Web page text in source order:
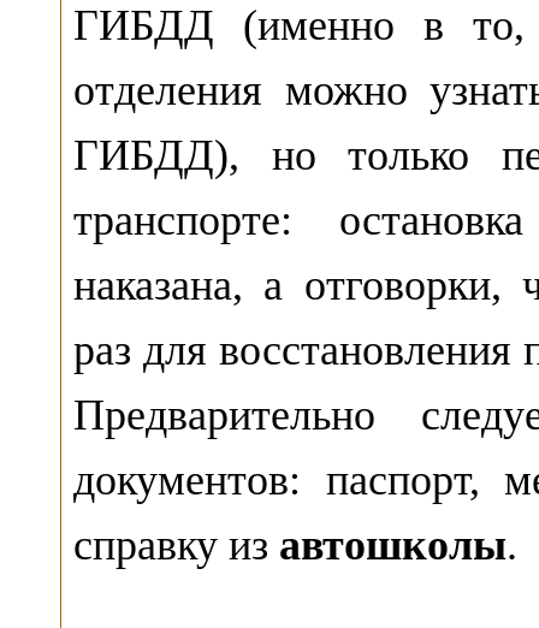
ГИБДД (именно в то,
отделения можно
ГИБДД), но только
транспорте:
наказана, а отговорки,
раз для восстановления
Предварительно
документов: паспорт,
справку из автошколы.